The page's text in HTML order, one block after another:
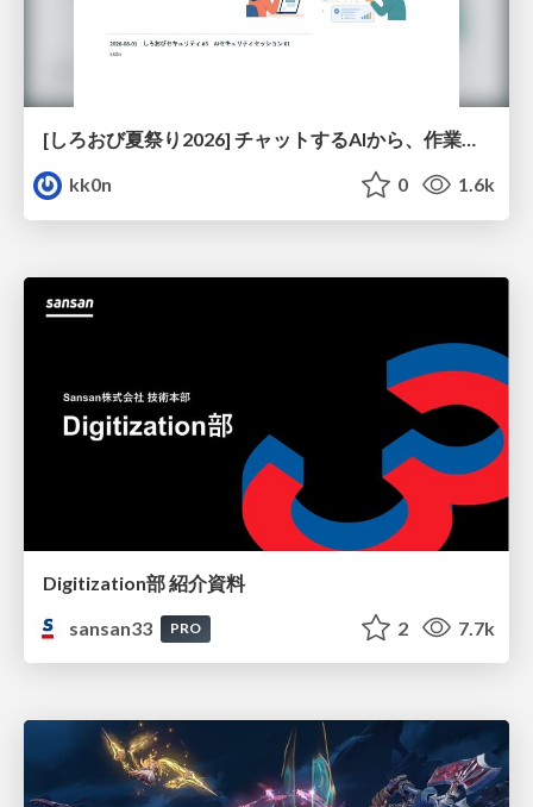
[しろおび夏祭り2026] チャットするAIから、作業するAIへ - 使われ方の変化と、その裏側で起きていること
kk0n
0 1.6k
Digitization部 紹介資料
sansan33
PRO 2 7.7k